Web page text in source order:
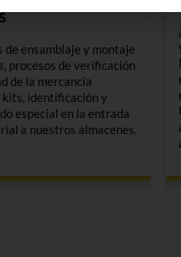
de ensamblaje y montaje
procesos de verificación
de la mercancía
kits, identificación y
especial en la entrada
a nuestros almacenes.